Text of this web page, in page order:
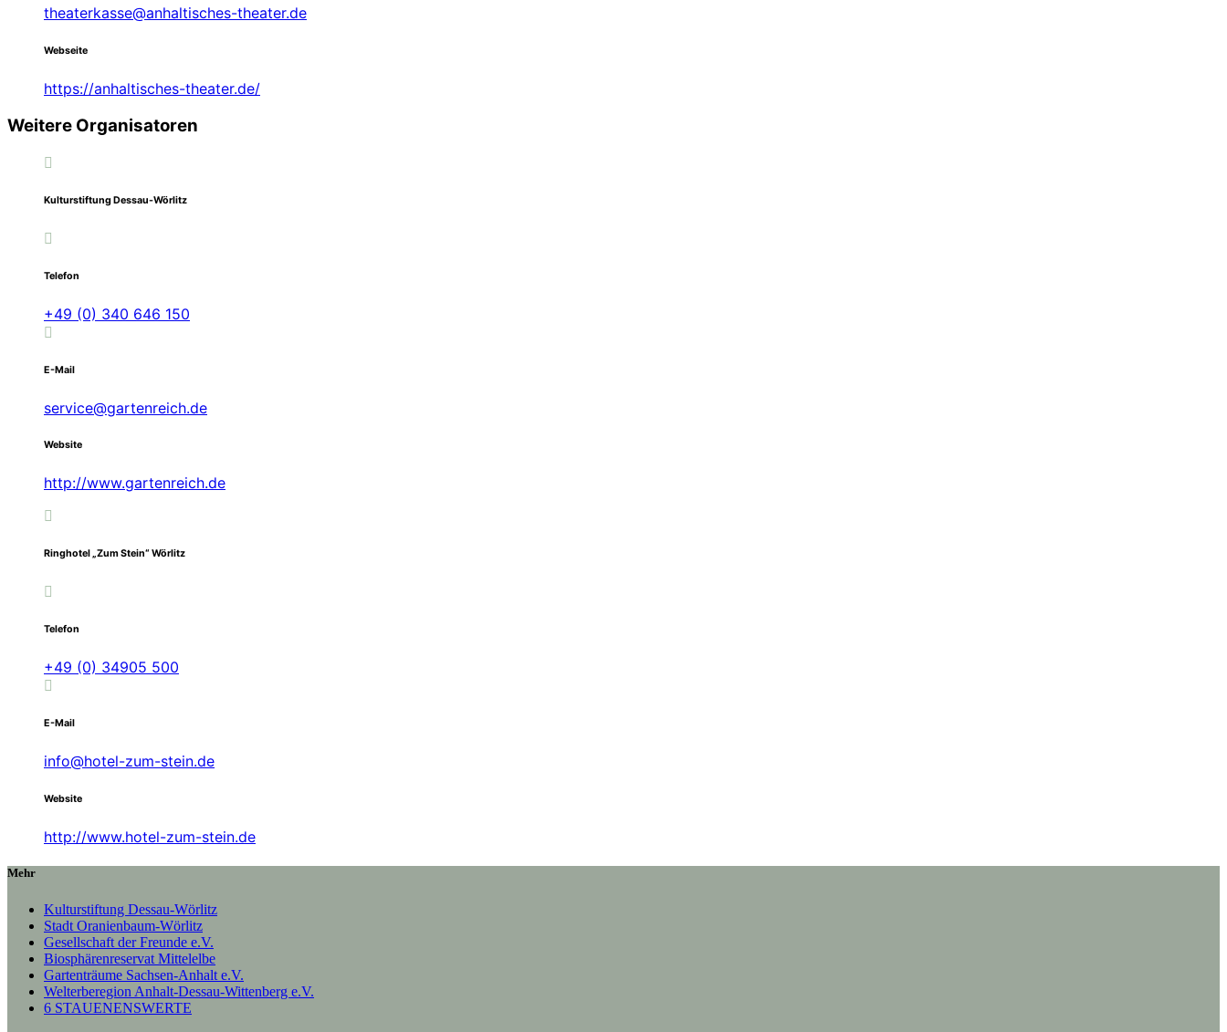
theaterkasse@anhaltisches-theater.de
Webseite
https://anhaltisches-theater.de/
Weitere Organisatoren
Kulturstiftung Dessau-Wörlitz
Telefon
+49 (0) 340 646 150
E-Mail
service@gartenreich.de
Website
http://www.gartenreich.de
Ringhotel „Zum Stein“ Wörlitz
Telefon
+49 (0) 34905 500
E-Mail
info@hotel-zum-stein.de
Website
http://www.hotel-zum-stein.de
Mehr
Kulturstiftung Dessau-Wörlitz
Stadt Oranienbaum-Wörlitz
Gesellschaft der Freunde e.V.
Biosphärenreservat Mittelelbe
Gartenträume Sachsen-Anhalt e.V.
Welterberegion Anhalt-Dessau-Wittenberg e.V.
6 STAUENENSWERTE